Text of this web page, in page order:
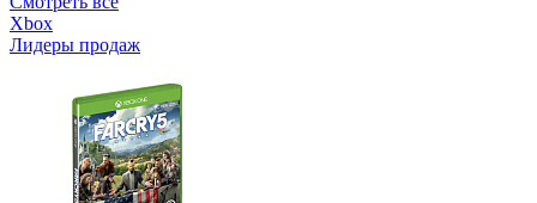
Xbox
Лидеры продаж